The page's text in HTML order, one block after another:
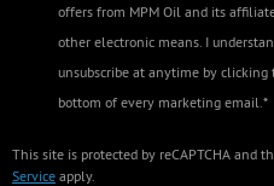
offers from MPM Oil and its
other electronic means. I
unsubscribe at anytime by
bottom of every marketing email.*
This site is protected by reCAPTCHA and
Service apply.